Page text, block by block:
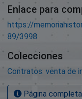
Enlace para
https://
89/3998
Colecciones
Contratos: venta de
Página